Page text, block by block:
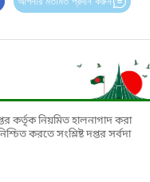
কর্তৃক নিয়মিত হালনাগাদ করা
করতে সংশ্লিষ্ট দপ্তর সর্বদা